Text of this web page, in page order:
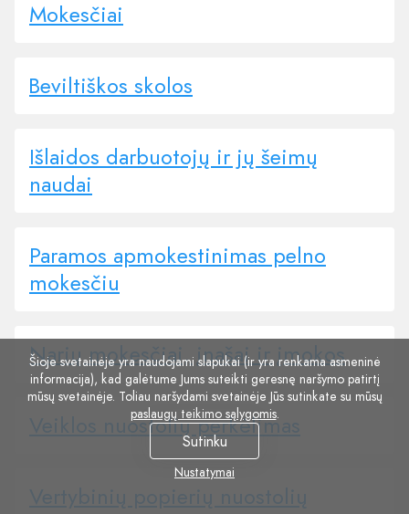
Mokesčiai
Beviltiškos skolos
Išlaidos darbuotojų ir jų šeimų
naudai
Paramos apmokestinimas pelno
mokesčiu
Narių mokesčiai, įnašai ir įmokos
Veiklos nuostolių perkėlimas
Šioje svetainėje yra naudojami slapukai (ir yra renkama asmeninė
informacija), kad galėtume Jums suteikti geresnę naršymo patirtį
mūsų svetainėje. Toliau naršydami svetainėje Jūs sutinkate su mūsų
paslaugų teikimo sąlygomis.
Sutinku
Nustatymai